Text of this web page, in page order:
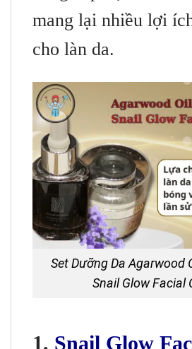
mang lại nhiều lợi
cho làn da.
Set Dưỡng Da Agarwood
Snail Glow Facial
1. Snail Glow